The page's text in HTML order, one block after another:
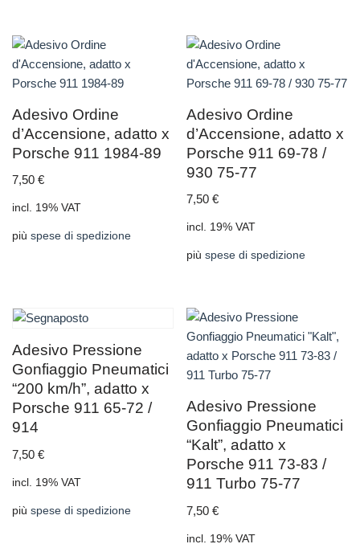
Adesivo Ordine
d’Accensione, adatto x
Porsche 911 1984-89
7,50 €
incl. 19% VAT
più spese di spedizione
Adesivo Ordine
d’Accensione, adatto x
Porsche 911 69-78 /
930 75-77
7,50€
incl. 19% VAT
piùspese di spedizione
Adesivo Pressione
Gonfiaggio Pneumatici
“200 km/h”, adatto x
Porsche 911 65-72 /
914
7,50 €
incl. 19% VAT
più spese di spedizione
Adesivo Pressione
Gonfiaggio Pneumatici
“Kalt”, adatto x
Porsche 911 73-83 /
911 Turbo 75-77
7,50€
incl. 19% VAT